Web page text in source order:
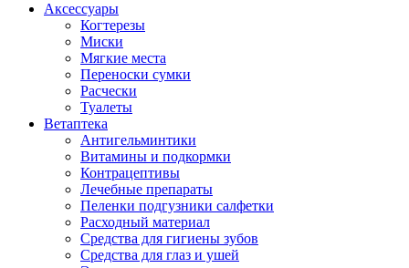
Аксессуары
Когтерезы
Миски
Мягкие места
Переноски сумки
Расчески
Туалеты
Ветаптека
Антигельминтики
Витамины и подкормки
Контрацептивы
Лечебные препараты
Пеленки подгузники салфетки
Расходный материал
Средства для гигиены зубов
Средства для глаз и ушей